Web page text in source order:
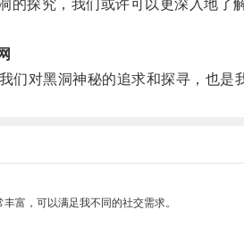
探究，我们或许可以更深入地了
对黑洞神秘的追求和探寻，也是我
富，可以满足我不同的社交需求。